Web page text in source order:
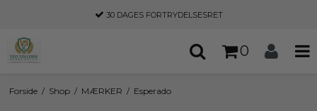
30 DAGESFORTRYDELSESRET
0
Forside / Shop / MÆRKER / Esperado